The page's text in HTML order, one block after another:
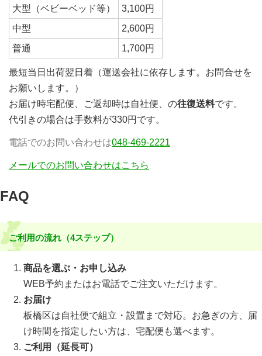
大型（ベビーベッド等）
3,100円
中型
2,600円
普通
1,700円
最短当日出荷翌日着（運送会社に依存します。お問合せを
お願いします。）
お届け時宅配便、ご返却時は自社便、の往復送料です。
代引きの場合は手数料が330円です。
電話でのお問い合わせは048-469-2221
メールでのお問い合わせはこちら
FAQ
ご利用の流れ（4ステップ）
商品を選ぶ・お申し込み
WEB予約またはお電話でご注文いただけます。
お届け
板橋区は自社便で組立・設置まで対応。お急ぎの方、届
け時間を指定したい方は、宅配便も選べます。
ご利用（延長可）